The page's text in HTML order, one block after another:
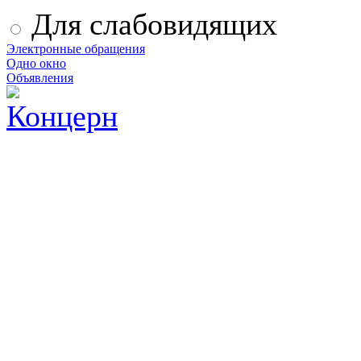
Для слабовидящих
Электронные обращения
Одно окно
Объявления